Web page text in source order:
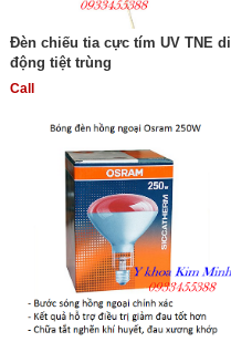
Đèn chiếu tia cực tím UV TNE di
động tiệt trùng
Call